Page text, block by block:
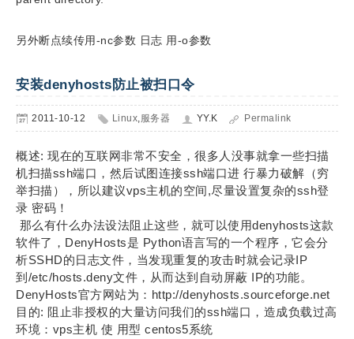
另外断点续传用-nc参数 日志 用-o参数
安装denyhosts防止被扫口令
2011-10-12 Linux,服务器 YY.K Permalink
概述: 现在的互联网非常不安全，很多人没事就拿一些扫描
机扫描ssh端口，然后试图连接ssh端口进 行暴力破解（穷
举扫描），所以建议vps主机的空间,尽量设置复杂的ssh登
录 密码！
那么有什么办法设法阻止这些，就可以使用denyhosts这款
软件了，DenyHosts是 Python语言写的一个程序，它会分
析SSHD的日志文件，当发现重复的攻击时就会记录IP
到/etc/hosts.deny文件，从而达到自动屏蔽 IP的功能。
DenyHosts官方网站为：http://denyhosts.sourceforge.net
目的: 阻止非授权的大量访问我们的ssh端口，造成负载过高
环境：vps主机 使 用型 centos5系统